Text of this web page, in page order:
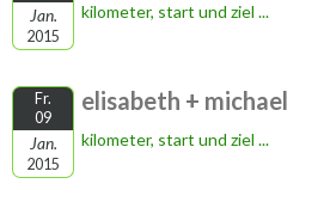
Jan.
2015
kilometer, start und ziel ...
Fr.
09
Jan.
2015
elisabeth + michael
kilometer, start und ziel ...